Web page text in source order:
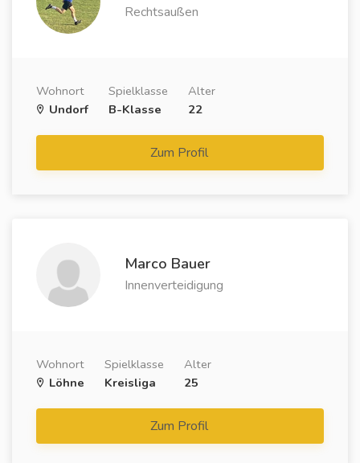
Rechtsaußen
Wohnort
Undorf
Spielklasse
B-Klasse
Alter
22
Zum Profil
Marco Bauer
Innenverteidigung
Wohnort
Löhne
Spielklasse
Kreisliga
Alter
25
Zum Profil